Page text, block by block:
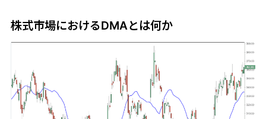
株式市場におけるDMAとは何か